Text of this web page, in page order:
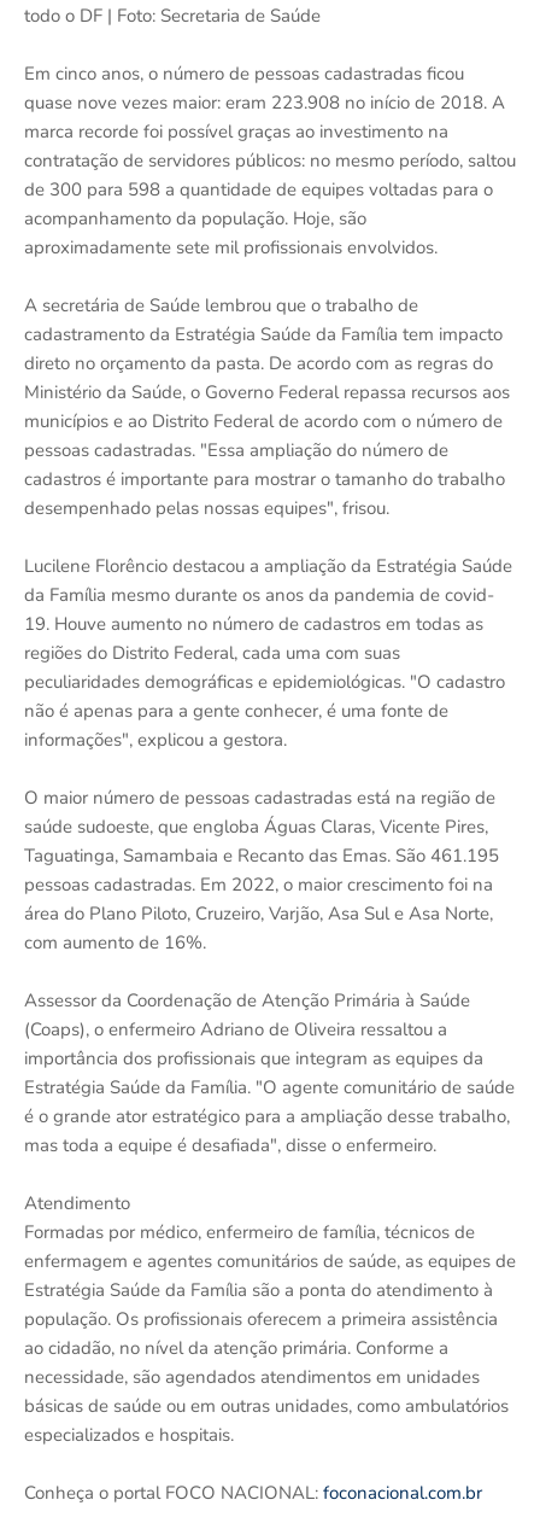
todo o DF | Foto: Secretaria de Saúde
Em cinco anos, o número de pessoas cadastradas ficou
quase nove vezes maior: eram 223.908 no início de 2018. A
marca recorde foi possível graças ao investimento na
contratação de servidores públicos: no mesmo período, saltou
de 300 para 598 a quantidade de equipes voltadas para o
acompanhamento da população. Hoje, são
aproximadamente sete mil profissionais envolvidos.
A secretária de Saúde lembrou que o trabalho de
cadastramento da Estratégia Saúde da Família tem impacto
direto no orçamento da pasta. De acordo com as regras do
Ministério da Saúde, o Governo Federal repassa recursos aos
municípios e ao Distrito Federal de acordo com o número de
pessoas cadastradas. "Essa ampliação do número de
cadastros é importante para mostrar o tamanho do trabalho
desempenhado pelas nossas equipes", frisou.
Lucilene Florêncio destacou a ampliação da Estratégia Saúde
da Família mesmo durante os anos da pandemia de covid-
19. Houve aumento no número de cadastros em todas as
regiões do Distrito Federal, cada uma com suas
peculiaridades demográficas e epidemiológicas. "O cadastro
não é apenas para a gente conhecer, é uma fonte de
informações", explicou a gestora.
O maior número de pessoas cadastradas está na região de
saúde sudoeste, que engloba Águas Claras, Vicente Pires,
Taguatinga, Samambaia e Recanto das Emas. São 461.195
pessoas cadastradas. Em 2022, o maior crescimento foi na
área do Plano Piloto, Cruzeiro, Varjão, Asa Sul e Asa Norte,
com aumento de 16%.
Assessor da Coordenação de Atenção Primária à Saúde
(Coaps), o enfermeiro Adriano de Oliveira ressaltou a
importância dos profissionais que integram as equipes da
Estratégia Saúde da Família. "O agente comunitário de saúde
é o grande ator estratégico para a ampliação desse trabalho,
mas toda a equipe é desafiada", disse o enfermeiro.
Atendimento
Formadas por médico, enfermeiro de família, técnicos de
enfermagem e agentes comunitários de saúde, as equipes de
Estratégia Saúde da Família são a ponta do atendimento à
população. Os profissionais oferecem a primeira assistência
ao cidadão, no nível da atenção primária. Conforme a
necessidade, são agendados atendimentos em unidades
básicas de saúde ou em outras unidades, como ambulatórios
especializados e hospitais.
Conheça o portal FOCO NACIONAL: foconacional.com.br